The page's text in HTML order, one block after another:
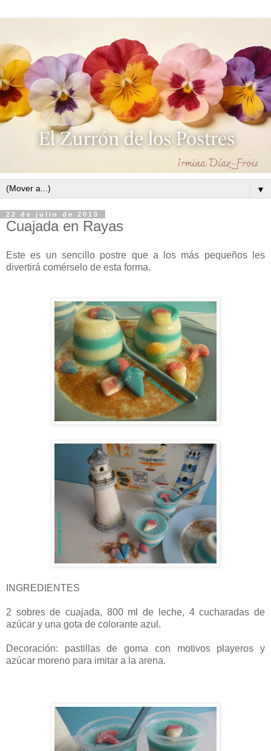
▼
22 de julio de 2010
Cuajada en Rayas
Este es un sencillo postre que a los más pequeños les
divertirá comérselo de esta forma.
INGREDIENTES
2 sobres de cuajada, 800 ml de leche, 4 cucharadas de
azúcar y una gota de colorante azul.
Decoración: pastillas de goma con motivos playeros y
azúcar moreno para imitar a la arena.